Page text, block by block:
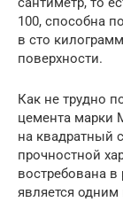
100, способна
в сто
поверхности.
Как не трудно
цемента марки
на квадратный
прочностной
востребована
является